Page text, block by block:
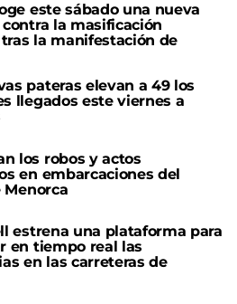
este sábado una nueva
la masificación
la manifestación de
pateras elevan a 49 los
llegados este viernes a
los robos y actos
en embarcaciones del
estrena una plataforma para
en tiempo real las
en las carreteras de